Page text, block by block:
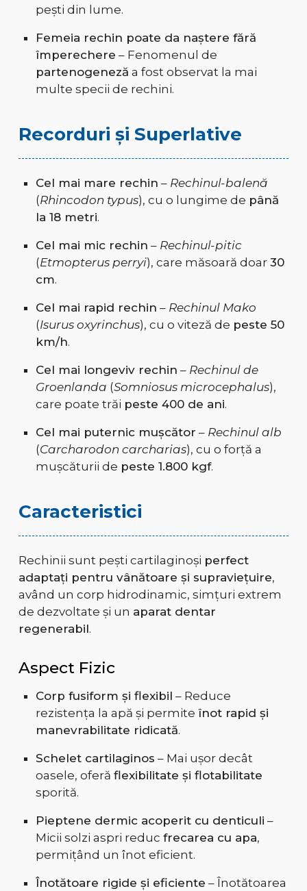
pești din lume.
Femeia rechin poate da naștere fără
împerechere – Fenomenul de
partenogeneză a fost observat la mai
multe specii de rechini.
Recorduri și Superlative
Cel mai mare rechin – Rechinul-balenă
(Rhincodon typus), cu o lungime de până
la 18 metri.
Cel mai mic rechin – Rechinul-pitic
(Etmopterus perryi), care măsoară doar 30
cm.
Cel mai rapid rechin – Rechinul Mako
(Isurus oxyrinchus), cu o viteză de peste 50
km/h.
Cel mai longeviv rechin – Rechinul de
Groenlanda (Somniosus microcephalus),
care poate trăi peste 400 de ani.
Cel mai puternic mușcător – Rechinul alb
(Carcharodon carcharias), cu o forță a
mușcăturii de peste 1.800 kgf.
Caracteristici
Rechinii sunt pești cartilaginoși perfect
adaptați pentru vânătoare și supraviețuire,
având un corp hidrodinamic, simțuri extrem
de dezvoltate și un aparat dentar
regenerabil.
Aspect Fizic
Corp fusiform și flexibil – Reduce
rezistența la apă și permite înot rapid și
manevrabilitate ridicată.
Schelet cartilaginos – Mai ușor decât
oasele, oferă flexibilitate și flotabilitate
sporită.
Pieptene dermic acoperit cu denticuli –
Micii solzi aspri reduc frecarea cu apa,
permițând un înot eficient.
Înotătoare rigide și eficiente – Înotătoarea